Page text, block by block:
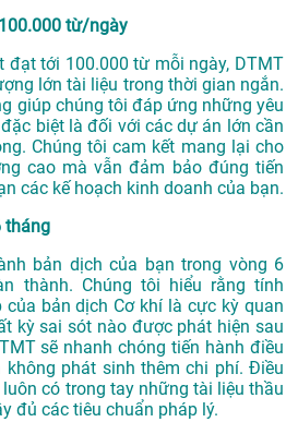
từ/ngày
đạt tới 100.000 từ mỗi ngày, DTMT
lớn tài liệu trong thời gian ngắn.
giúp chúng tôi đáp ứng những yêu
biệt là đối với các dự án lớn cần
Chúng tôi cam kết mang lại cho
cao mà vẫn đảm bảo đúng tiến
các kế hoạch kinh doanh của bạn.
tháng
bản dịch của bạn trong vòng 6
thành. Chúng tôi hiểu rằng tính
bản dịch Cơ khí là cực kỳ quan
kỳ sai sót nào được phát hiện sau
sẽ nhanh chóng tiến hành điều
phát sinh thêm chi phí. Điều
có trong tay những tài liệu thầu
đủ các tiêu chuẩn pháp lý.